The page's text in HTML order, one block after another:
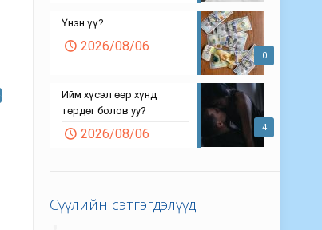
0
Үнэн үү?
2026/08/06
4
Ийм хүсэл өөр хүнд
төрдөг болов уу?
2026/08/06
Сүүлийн сэтгэгдэлүүд